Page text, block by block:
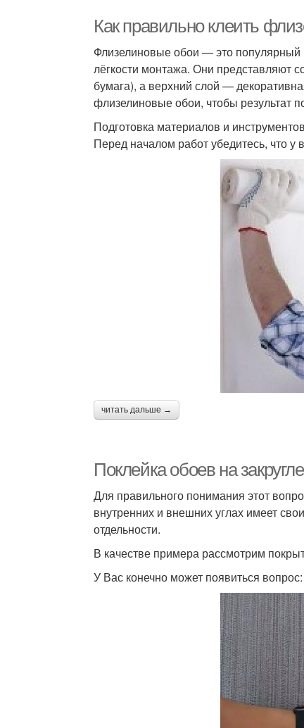
Как правильно клеить
Флизелиновые обои — это популярный
лёгкости монтажа. Они представляют
бумага), а верхний слой —
флизелиновые обои, чтобы результат
Подготовка материалов и инструментов
Перед началом работ убедитесь, что
читать дальше →
Поклейка обоев на
Для правильного понимания этот
внутренних и внешних углах имеет
отдельности.
В качестве примера рассмотрим
У Вас конечно может появиться